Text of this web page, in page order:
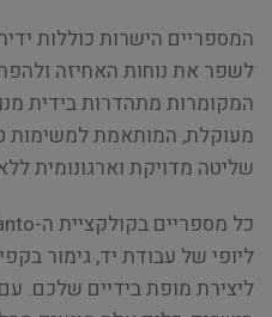
המספריים הישרות כוללות
לשפר את נוחות האחיזה
המקומרות מתהדרות בידית
מעוקלת, המותאמת למשימות
שליטה מדויקת וארגונומית
ליופי של עבודת יד, גימור
ליצירת מופת בידיים שלכם. עם